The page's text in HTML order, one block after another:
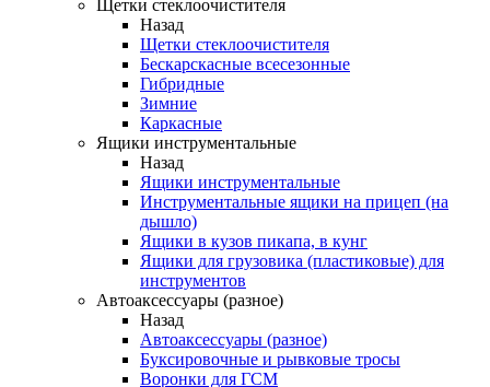
Щетки стеклоочистителя
Назад
Щетки стеклоочистителя
Бескарскасные всесезонные
Гибридные
Зимние
Каркасные
Ящики инструментальные
Назад
Ящики инструментальные
Инструментальные ящики на прицеп (на
дышло)
Ящики в кузов пикапа, в кунг
Ящики для грузовика (пластиковые) для
инструментов
Автоаксессуары (разное)
Назад
Автоаксессуары (разное)
Буксировочные и рывковые тросы
Воронки для ГСМ